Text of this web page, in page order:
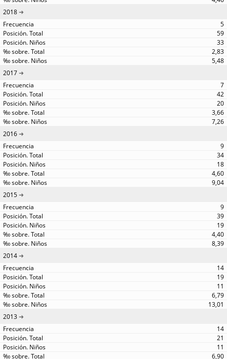
2018
5
59
33
2,83
5,48
2017
7
42
20
3,66
7,26
2016
9
34
18
4,60
9,04
2015
9
39
19
4,40
8,39
2014
14
19
11
6,79
13,01
2013
14
21
11
6,90